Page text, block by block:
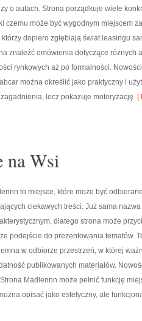
o autach. Strona porządkuje wiele
czemu może być wygodnym miejscem
którzy dopiero zgłębiają świat leasingu
znaleźć omówienia dotyczące różnych
rynkowych aż po formalności.
można określić jako praktyczny i
lecz pokazuje motoryzację [
na Wsi
to miejsce, które może być
ciekawych treści. Już sama
dlatego strona może
podejście do prezentowania tematów.
w odbiorze przestrzeń, w której
publikowanych materiałów.
Madlennn może pełnić funkcję
opisać jako estetyczny, ale